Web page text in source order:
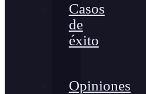
Casos
de
éxito
Opiniones